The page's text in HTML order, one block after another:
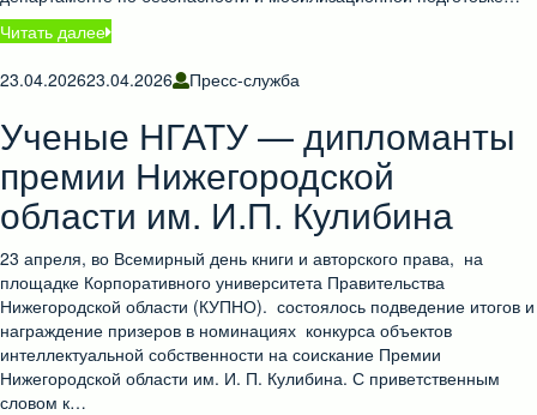
Читать далее
23.04.202623.04.2026 Пресс-служба
Ученые НГАТУ — дипломанты
премии Нижегородской
области им. И.П. Кулибина
23 апреля, во Всемирный день книги и авторского права, на
площадке Корпоративного университета Правительства
Нижегородской области (КУПНО). состоялось подведение итогов и
награждение призеров в номинациях конкурса объектов
интеллектуальной собственности на соискание Премии
Нижегородской области им. И. П. Кулибина. С приветственным
словом к…